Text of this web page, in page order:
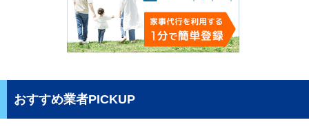
おすすめ業者PICKUP